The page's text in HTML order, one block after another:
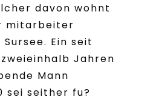
davon wohnt
mitarbeiter
Ein seit
Jahren
Mann
sei seither fu?